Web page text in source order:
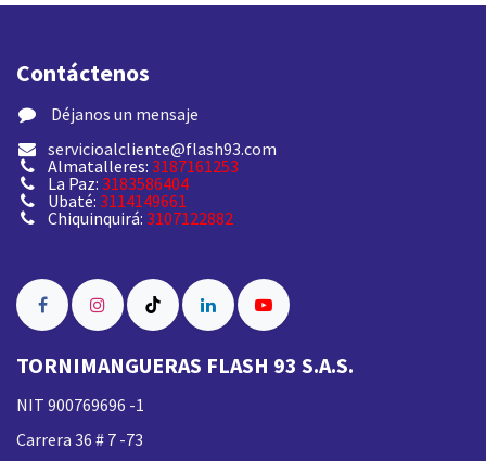
Contáctenos
​ Déjanos un mensaje
servicioalcliente@flash93.com
Almatalleres: 3187161253
La Paz: 3183586404
Ubaté: 3114149661
Chiquinquirá: 3107122882
TORNIMANGUERAS FLASH 93 S.A.S.
NIT 900769696 -1
Carrera 36 # 7 -73